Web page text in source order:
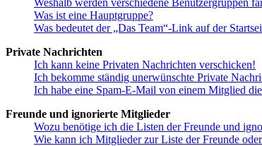
Was ist eine Hauptgruppe?
Was bedeutet der „Das Team“-Link auf der
Private Nachrichten
Ich kann keine Privaten Nachrichten verschicken!
Ich bekomme ständig unerwünschte Private
Ich habe eine Spam-E-Mail von einem Mitglied
Freunde und ignorierte Mitglieder
Wozu benötige ich die Listen der Freunde und
Wie kann ich Mitglieder zur Liste der Freunde